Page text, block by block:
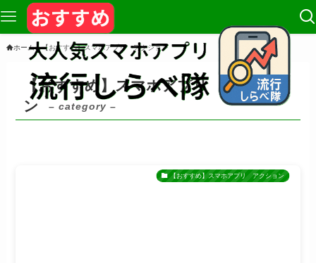
ホーム 【おすすめ】スマホアプリ アクション
【おすすめ】スマホアプリ アクショ
ン
– category –
【おすすめ】スマホアプリ アクション